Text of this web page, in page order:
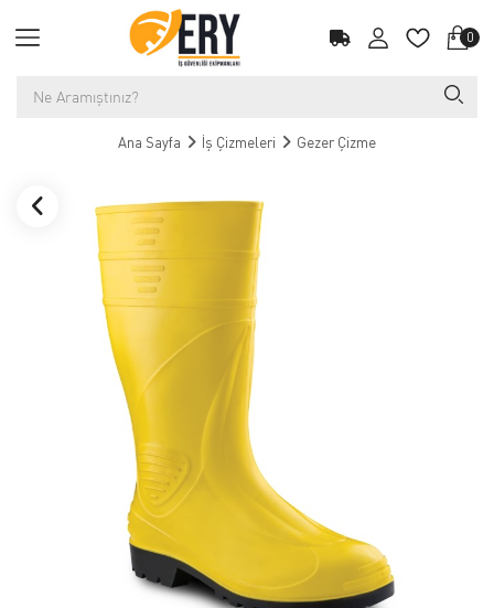
0
Ana Sayfa İş Çizmeleri Gezer Çizme